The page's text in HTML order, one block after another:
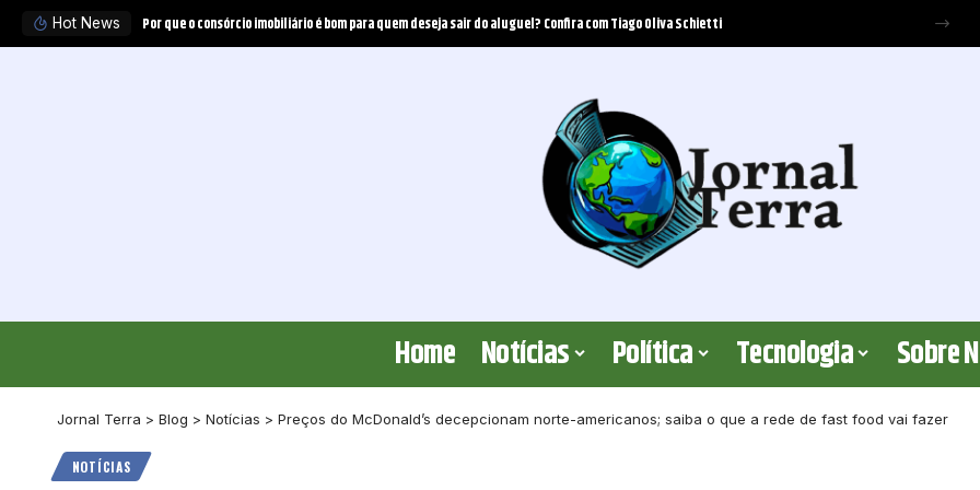
Hot News Por que o consórcio imobiliário é bom para quem deseja sair do aluguel? Confira com Tiago Oliva Schietti
Home Notícias Política Tecnologia Sobre
Jornal Terra > Blog > Notícias > Preços do McDonald’s decepcionam norte-americanos; saiba o que a rede de fast food vai fazer
NOTÍCIAS